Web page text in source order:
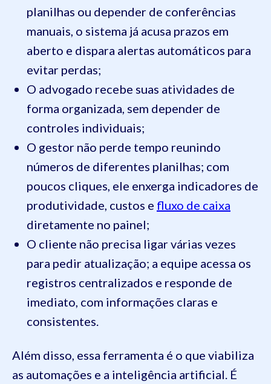
planilhas ou depender de conferências
manuais, o sistema já acusa prazos em
aberto e dispara alertas automáticos para
evitar perdas;
O advogado recebe suas atividades de
forma organizada, sem depender de
controles individuais;
O gestor não perde tempo reunindo
números de diferentes planilhas; com
poucos cliques, ele enxerga indicadores de
produtividade, custos e fluxo de caixa
diretamente no painel;
O cliente não precisa ligar várias vezes
para pedir atualização; a equipe acessa os
registros centralizados e responde de
imediato, com informações claras e
consistentes.
Além disso, essa ferramenta é o que viabiliza
as automações e a inteligência artificial. É